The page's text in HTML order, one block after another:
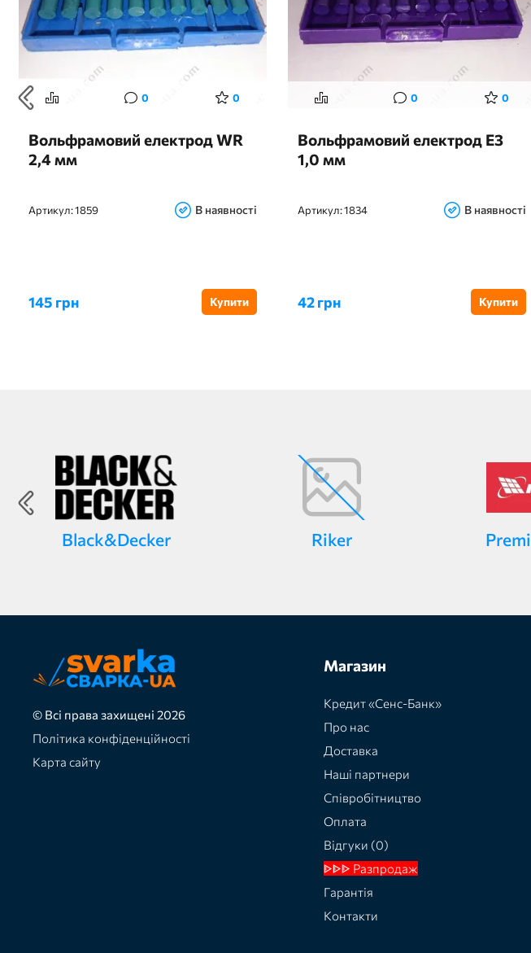
0 0
Вольфрамовий електрод WR
2,4 мм
Артикул:1859 В наявності
145 грн Купити
0 0
Вольфрамовий електрод Е3
1,0 мм
Артикул:1834 В наявності
42 грн Купити
Black&Decker Riker
© Всі права захищені 2026
Політика конфіденційності
Карта сайту
Магазин
Кредит «Сенс-Банк»
Про нас
Доставка
Наші партнери
Співробітництво
Оплата
Відгуки (0)
ᐈᐈᐈ Разпродаж
Гарантія
Контакти